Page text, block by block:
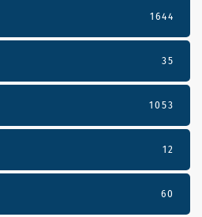
1644
35
1053
12
60